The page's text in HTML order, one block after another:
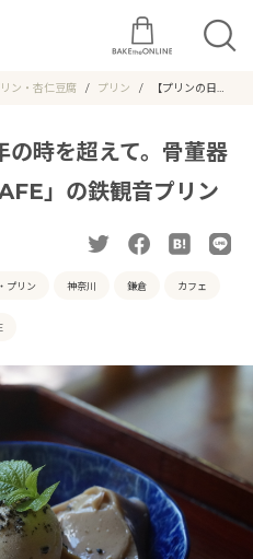
ン・杏仁豆腐 プリン
【プリンの日】
燕CAFE」の鉄
の時を超えて。骨董器
」の鉄観音プリン
プリン 神奈川 鎌倉 カフェ